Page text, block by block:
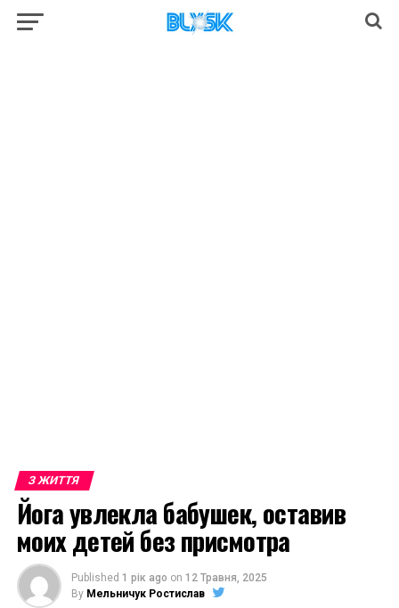
З ЖИТТЯ
Йога увлекла бабушек, оставив
моих детей без присмотра
Published 1 рік ago on 12 Травня, 2025
By Мельничук Ростислав